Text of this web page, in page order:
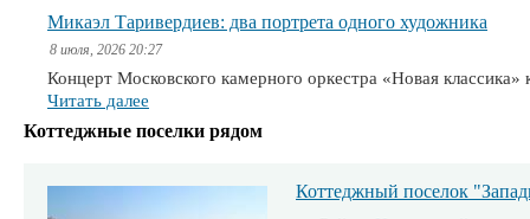
Микаэл Таривердиев: два портрета одного художника
8 июля, 2026 20:27
Концерт Московского камерного оркестра «Новая
Читать далее
Коттеджные поселки рядом
Коттеджный поселок